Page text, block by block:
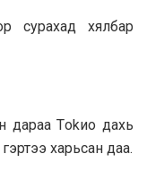
сурахад хялбар
дapaa Тokио дахь
харьсан даа.